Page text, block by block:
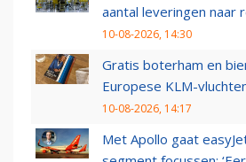
aantal leveringen naar
10-08-2026, 14:30
Gratis boterham en
Europese KLM-
10-08-2026, 14:17
Met Apollo gaat